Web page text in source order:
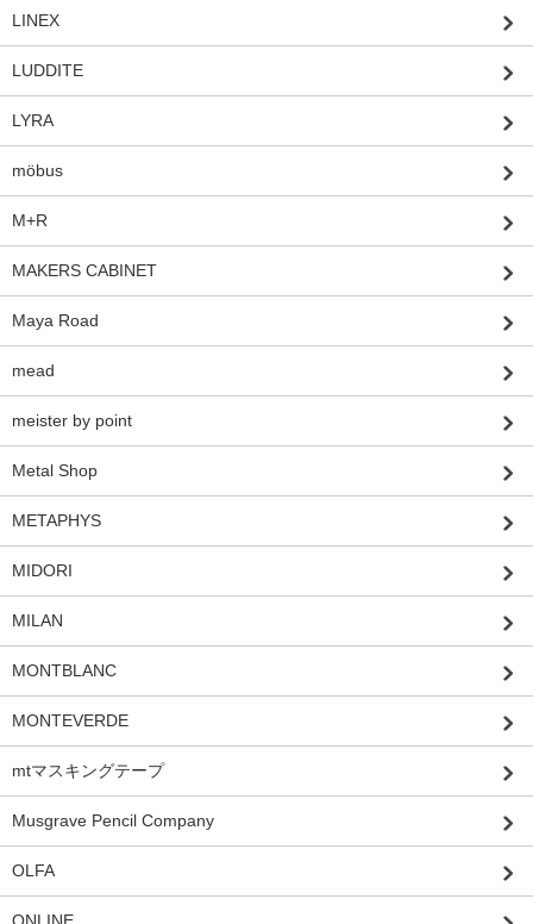
LINEX
LUDDITE
LYRA
möbus
M+R
MAKERS CABINET
Maya Road
mead
meister by point
Metal Shop
METAPHYS
MIDORI
MILAN
MONTBLANC
MONTEVERDE
mtマスキングテープ
Musgrave Pencil Company
OLFA